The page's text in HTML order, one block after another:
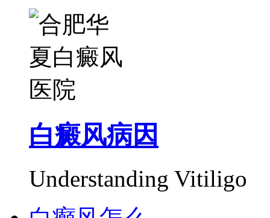
白癜风病因
Understanding Vitiligo